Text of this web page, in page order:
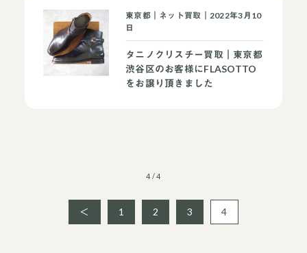
東京都｜ネット買取｜2022年3月10
日
タニノクリスチー買取｜東京都
渋谷区のお客様にFLASOTTO
をお譲り頂きました
4 / 4
＜ 1 2 3 4